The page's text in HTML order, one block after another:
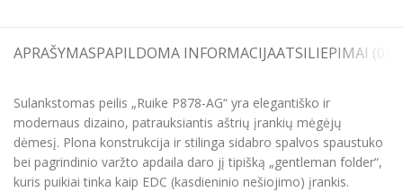
APRAŠYMASPAPILDOMA INFORMACIJAATSILIEPIMAI (0)
Sulankstomas peilis „Ruike P878-AG“ yra elegantiško ir
modernaus dizaino, patrauksiantis aštrių įrankių mėgėjų
dėmesį. Plona konstrukcija ir stilinga sidabro spalvos spaustuko
bei pagrindinio varžto apdaila daro jį tipišką „gentleman folder“,
kuris puikiai tinka kaip EDC (kasdieninio nešiojimo) įrankis.